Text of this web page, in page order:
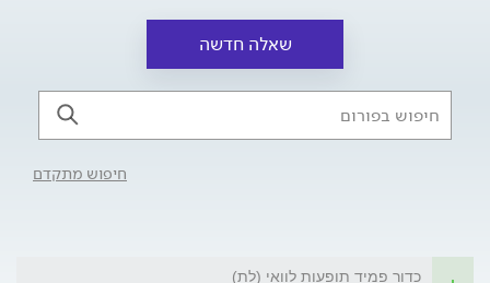
שאלה חדשה
חיפוש מתקדם
כדור פמיד תופעות לוואי (לת)